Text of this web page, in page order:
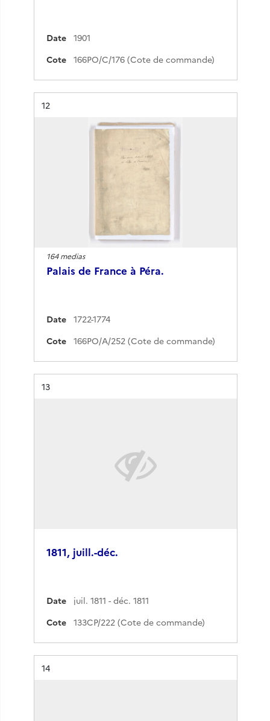
Date
1901
Cote
166PO/C/176 (Cote de commande)
Résultat n°
12
164 medias
Palais de France à Péra.
Date
1722-1774
Cote
166PO/A/252 (Cote de commande)
Résultat n°
13
1811, juill.-déc.
Date
juil. 1811 - déc. 1811
Cote
133CP/222 (Cote de commande)
Résultat n°
14